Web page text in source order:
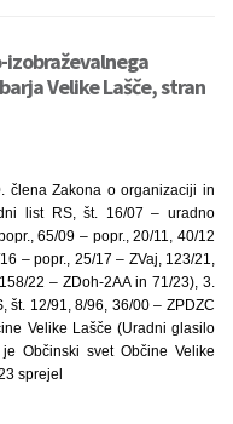
Velike Lašče, stran
člena Zakona o organizaciji in
list RS, št. 16/07 – uradno
65/09 – popr., 20/11, 40/12
– popr., 25/17 – ZVaj, 123/21,
22 – ZDoh-2AA in 71/23), 3.
št. 12/91, 8/96, 36/00 – ZPDZC
Velike Lašče (Uradni glasilo
Občinski svet Občine Velike
sprejel